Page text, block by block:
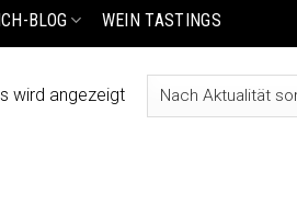
BLOG WEIN TASTINGS
wird angezeigt